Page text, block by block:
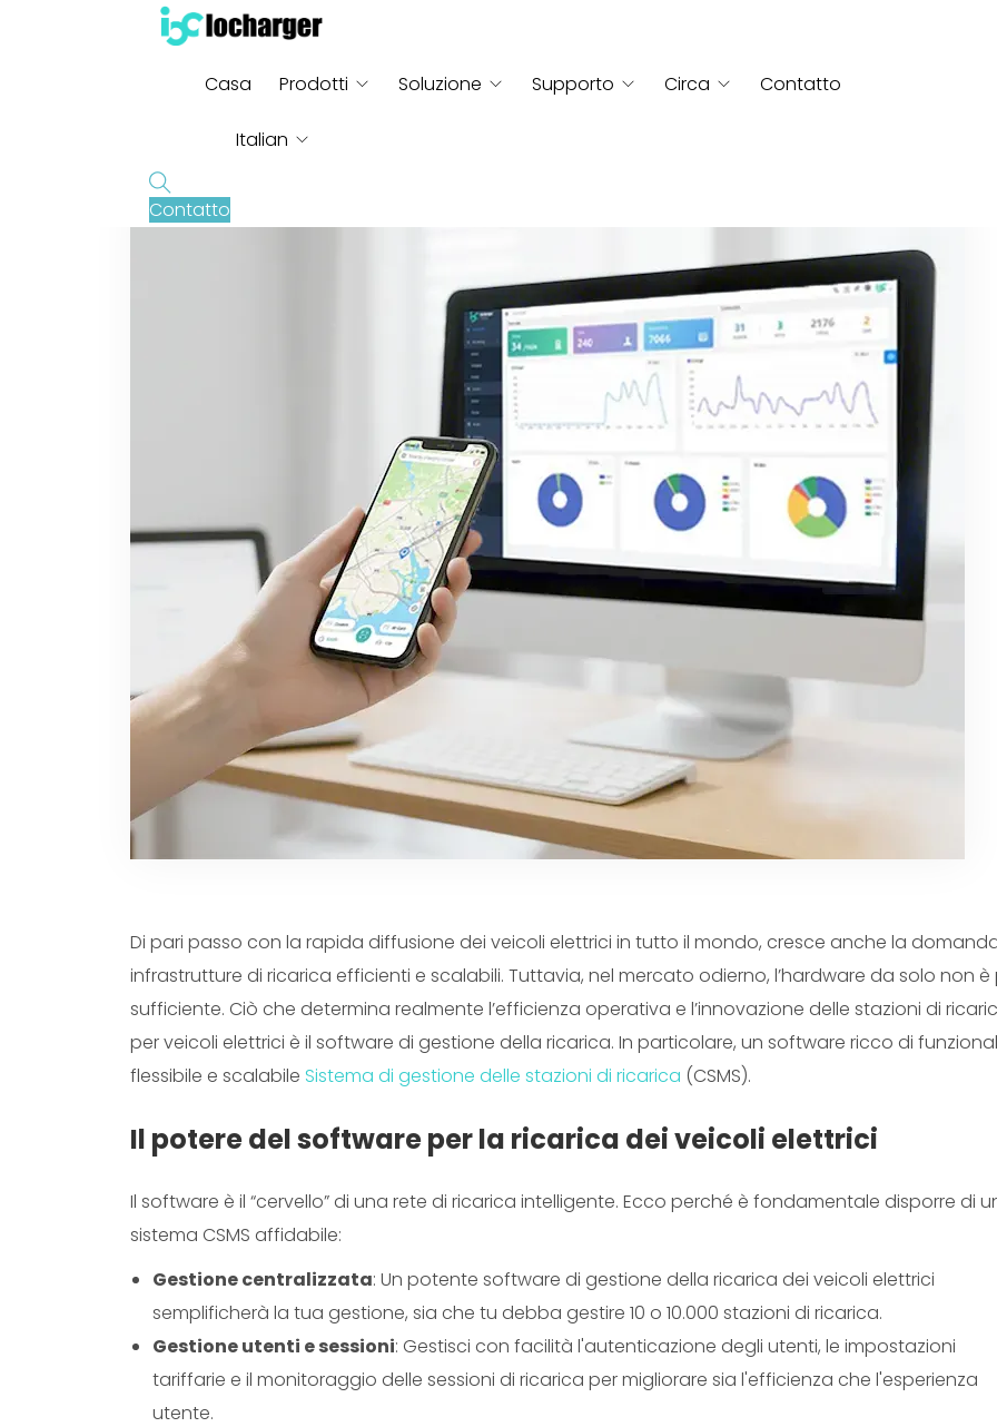
Casa Prodotti Soluzione Supporto Circa Contatto
Italian
English
Portuguese
Dutch
Swedish
Contatto
Di pari passo con la rapida diffusione dei veicoli elettrici in tutto il mondo, cresce anche la
infrastrutture di ricarica efficienti e scalabili. Tuttavia, nel mercato odierno, l’hardware da solo non è
sufficiente. Ciò che determina realmente l’efficienza operativa e l’innovazione delle stazioni di
per veicoli elettrici è il software di gestione della ricarica. In particolare, un software ricco di
flessibile e scalabile Sistema di gestione delle stazioni di ricarica (CSMS).
Il potere del software per la ricarica dei veicoli elettrici
Il software è il “cervello” di una rete di ricarica intelligente. Ecco perché è fondamentale disporre di
sistema CSMS affidabile:
Gestione centralizzata: Un potente software di gestione della ricarica dei veicoli elettrici
semplificherà la tua gestione, sia che tu debba gestire 10 o 10.000 stazioni di ricarica.
Gestione utenti e sessioni: Gestisci con facilità l'autenticazione degli utenti, le impostazioni
tariffarie e il monitoraggio delle sessioni di ricarica per migliorare sia l'efficienza che l'esperienza
utente.